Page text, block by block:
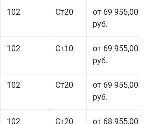
102 Ст20
от 69 955,00
руб.
102 Ст10
от 69 955,00
руб.
102 Ст20
от 69 955,00
руб.
102 Ст20 от 68 955,00